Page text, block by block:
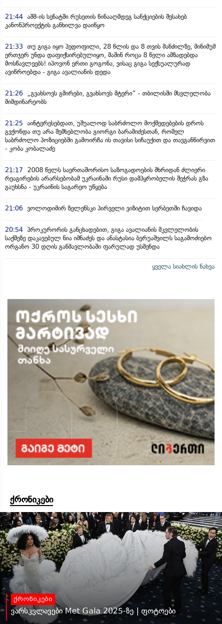
21:44 აშშ-ის სენატში რუსეთის წინააღმდეგ სანქციების შესახებ
კანონპროექტის განხილვა დაიწყო
21:33 თუ გიგა იყო პედოფილი, 28 წლის და 8 თვის მანძილზე, მინიმუმ
ერთჯერ უნდა დაფიქსირებულიყო, მაშინ როცა 8 წელი ამზადებდა
მოსწავლეებს! იპოვონ ერთი გოგონა, ვისაც გიგა სექსუალურად
ავიწროებდა - გიგა ავალიანის დედა
21:26
„გვახსოვს გმირები, გვახსოვს მტერი” - თბილისში მსვლელობა
მიმდინარეობს
21:25 აინტერესებდათ, უშუალოდ საბრძოლო მოქმედებების დროს
გვქონდა თუ არა შემხებლობა გიორგი ბარამიძესთან, რომელ
საბრძოლო პოზიციებში გამოირჩა ის თავისი სიჩაუქით და თავგანწირვით
- კობა კობალაძე
21:17
2008 წელს საერთაშორისო საზოგადოების მხრიდან ძლიერი
რეაგირების არარსებობამ უკრაინაში რუსი დამპყრობელის შეჭრას გზა
გაუხსნა - უკრაინის საგარეო უწყება
21:06 ვოლოდიმირ ზელენსკი პირველი ვიზიტით სერბეთში ჩავიდა
20:54 პროკურორის განცხადებით, გიგა ავალიანის მკვლელობის
საქმეზე დაკავებულ ნია იმნაძეს და ანასტასია ბერუაშვილს საგამოძიებო
ორგანო 30 დღის განმავლობაში ფარულად უსმენდა
ყველა სიახლის ნახვა
ქრონიკები
ქრონიკები
ვარსკვლავები Met Gala 2025-ზე | ფოტოები